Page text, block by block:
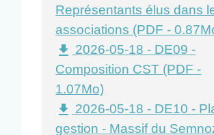
Représentants élus dans
associations (PDF -
file_download 2026-05-18 - DE09 -
Composition CST (PDF -
1.07Mo)
file_download 2026-05-18 - DE10 -
gestion - Massif du